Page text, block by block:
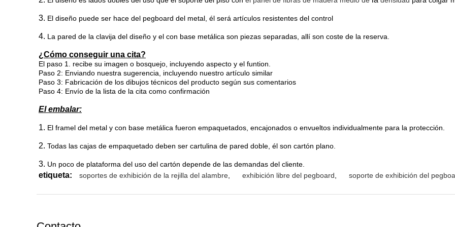
3. El diseño puede ser hace del pegboard del metal, él será artículos resistentes del control
4. La pared de la clavija del diseño y el con base metálica son piezas separadas, allí son coste de la reserva.
¿Cómo conseguir una cita?
El paso 1. recibe su imagen o bosquejo, incluyendo aspecto y el funtion.
Paso 2: Enviando nuestra sugerencia, incluyendo nuestro artículo similar
Paso 3: Fabricación de los dibujos técnicos del producto según sus comentarios
Paso 4: Envío de la lista de la cita como confirmación
El embalar:
1. El framel del metal y con base metálica fueron empaquetados, encajonados o envueltos individualmente para la protección.
2. Todas las cajas de empaquetado deben ser cartulina de pared doble, él son cartón plano.
3. Un poco de plataforma del uso del cartón depende de las demandas del cliente.
etiqueta: soportes de exhibición de la rejilla del alambre exhibición libre del pegboard soporte de exhibición del